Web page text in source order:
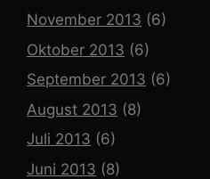
November 2013 (6)
Oktober 2013 (6)
September 2013 (6)
August 2013 (8)
Juli 2013 (6)
Juni 2013 (8)